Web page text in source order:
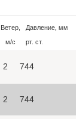
Ветер,
м/с
Давление, мм
рт. ст.
2 744
2 744